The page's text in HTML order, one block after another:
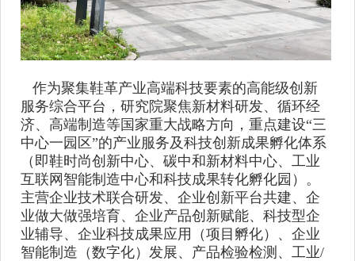
作为聚集鞋革产业高端科技要素的高能级创新
服务综合平台，研究院聚焦新材料研发、循环经
济、高端制造等国家重大战略方向，重点建设“三
中心一园区”的产业服务及科技创新成果孵化体系
（即鞋时尚创新中心、碳中和新材料中心、工业
互联网智能制造中心和科技成果转化孵化园）。
主营企业技术联合研发、企业创新平台共建、企
业做大做强培育、企业产品创新赋能、科技型企
业辅导、企业科技成果应用（项目孵化）、企业
智能制造（数字化） 发展、产品检验检测、工业/